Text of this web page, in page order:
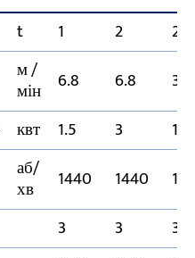
t 1 2
2
м /
мін 6.8 6.8 3.4
квт 1.5 3
1.5
аб/
хв 1440 1440
3 3
3